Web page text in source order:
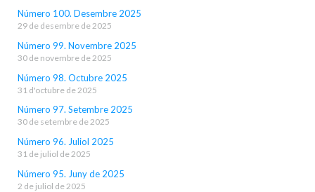
Número 100. Desembre 2025
29 de desembre de 2025
Número 99. Novembre 2025
30 de novembre de 2025
Número 98. Octubre 2025
31 d'octubre de 2025
Número 97. Setembre 2025
30 de setembre de 2025
Número 96. Juliol 2025
31 de juliol de 2025
Número 95. Juny de 2025
2 de juliol de 2025